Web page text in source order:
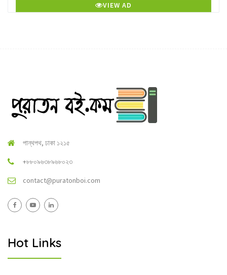
VIEW AD
পান্থপথ, ঢাকা ১২১৫
+৮৮০৯৬৩৮৯৬৮০২৩
contact@puratonboi.com
Hot Links